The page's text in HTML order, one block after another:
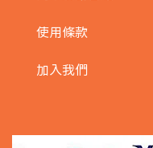
使用條款
加入我們